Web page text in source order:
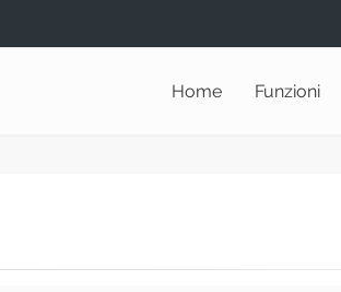
Home Funzioni